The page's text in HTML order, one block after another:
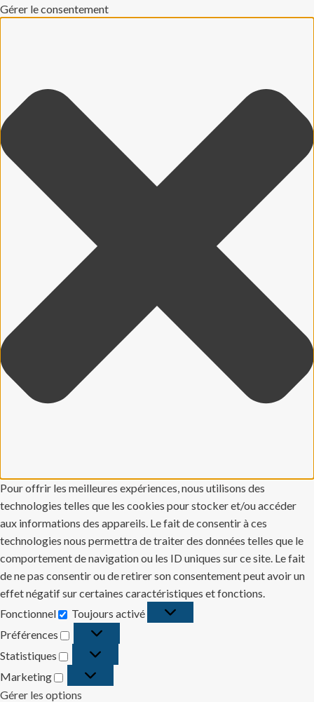
Gérer le consentement
Pour offrir les meilleures expériences, nous utilisons des
technologies telles que les cookies pour stocker et/ou accéder
aux informations des appareils. Le fait de consentir à ces
technologies nous permettra de traiter des données telles que le
comportement de navigation ou les ID uniques sur ce site. Le fait
de ne pas consentir ou de retirer son consentement peut avoir un
effet négatif sur certaines caractéristiques et fonctions.
Fonctionnel
Fonctionnel
Toujours activé
Préférences
Préférences
Statistiques
Statistiques
Marketing
Marketing
Gérer les options